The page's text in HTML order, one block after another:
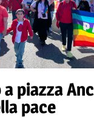
piazza
pace